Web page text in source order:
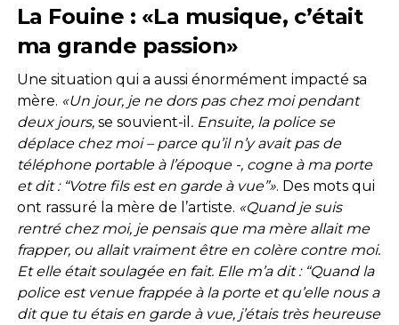
La Fouine : «La musique, c’était
ma grande passion»
Une situation qui a aussi énormément impacté sa
mère. «Un jour, je ne dors pas chez moi pendant
deux jours, se souvient-il . Ensuite, la police se
déplace chez moi – parce qu’il n’y avait pas de
téléphone portable à l’époque -, cogne à ma porte
et dit : “Votre fils est en garde à vue”». Des mots qui
ont rassuré la mère de l’artiste. «Quand je suis
rentré chez moi, je pensais que ma mère allait me
frapper, ou allait vraiment être en colère contre moi.
Et elle était soulagée en fait. Elle m’a dit : “Quand la
police est venue frappée à la porte et qu’elle nous a
dit que tu étais en garde à vue, j’étais très heureuse